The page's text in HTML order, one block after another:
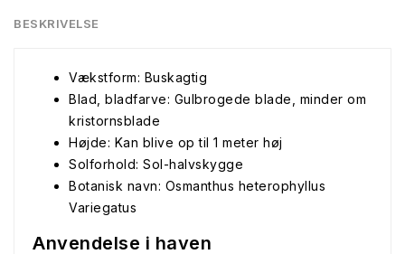
BESKRIVELSE
Vækstform: Buskagtig
Blad, bladfarve: Gulbrogede blade, minder om
kristornsblade
Højde: Kan blive op til 1 meter høj
Solforhold: Sol-halvskygge
Botanisk navn: Osmanthus heterophyllus
Variegatus
Anvendelse i haven